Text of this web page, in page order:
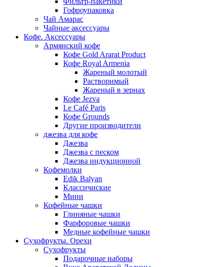
Гофроупаковка
Чай Амарас
Чайные аксессуары
Кофе. Аксессуары
Армянский кофе
Кофе Gold Ararat Product
Кофе Royal Armenia
Жареный молотый
Растворимый
Жареный в зернах
Кофе Jezva
Le Café Paris
Кофе Grounds
Другие производители
джезва для кофе
Джезва
Джезва с песком
Джезва индукционной
Кофемолки
Edik Balyan
Классичиские
Мини
Кофейные чашки
Глиняные чашки
Фарфоровые чашки
Медные кофейные чашки
Сухофрукты. Орехи
Сухофрукты
Подарочные наборы